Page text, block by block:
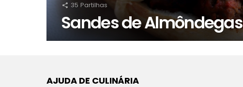
35 Partilhas
Sandes de Almôndegas
AJUDA DE CULINÁRIA